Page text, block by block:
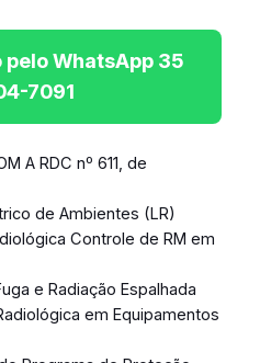
pelo WhatsApp 35
7091
A RDC nº 611, de
de Ambientes (LR)
Controle de RM em
e Radiação Espalhada
em Equipamentos